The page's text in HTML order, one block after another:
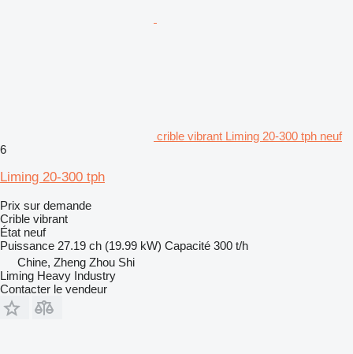
crible vibrant Liming 20-300 tph neuf
6
Liming 20-300 tph
Prix sur demande
Crible vibrant
État neuf
Puissance 27.19 ch (19.99 kW) Capacité 300 t/h
Chine, Zheng Zhou Shi
Liming Heavy Industry
Contacter le vendeur